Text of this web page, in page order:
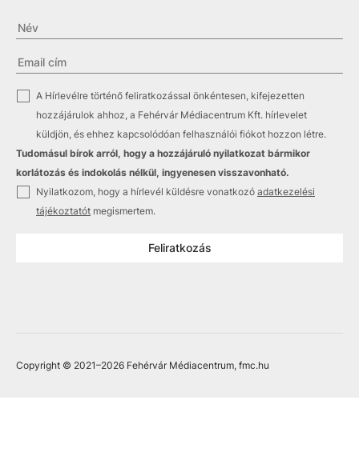
A Hírlevélre történő feliratkozással önkéntesen, kifejezetten
hozzájárulok ahhoz, a Fehérvár Médiacentrum Kft. hírlevelet
küldjön, és ehhez kapcsolódóan felhasználói fiókot hozzon létre.
Tudomásul bírok arról, hogy a hozzájáruló nyilatkozat bármikor
korlátozás és indokolás nélkül, ingyenesen visszavonható.
Nyilatkozom, hogy a hírlevél küldésre vonatkozó adatkezelési
tájékoztatót megismertem.
Feliratkozás
Copyright © 2021–2026 Fehérvár Médiacentrum, fmc.hu